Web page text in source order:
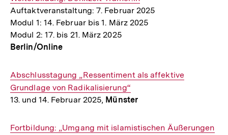
Link:
Auftaktveranstaltung: 7. Februar 2025
Modul 1: 14. Februar bis 1. März 2025
Modul 2: 17. bis 21. März 2025
Berlin/Online
Interner
Link:
Abschlusstagung „Ressentiment als affektive
Grundlage von Radikalisierung“
13. und 14. Februar 2025, Münster
Interner
Fortbildung: „Umgang mit islamistischen Äußerungen